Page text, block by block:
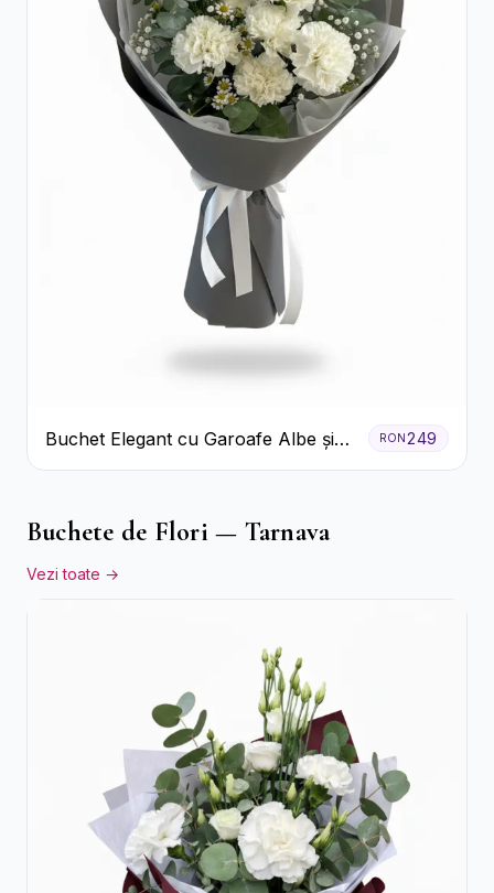
Buchet Elegant cu Garoafe Albe și
Eucalipt
RON 249
Buchete de Flori — Tarnava
Vezi toate →